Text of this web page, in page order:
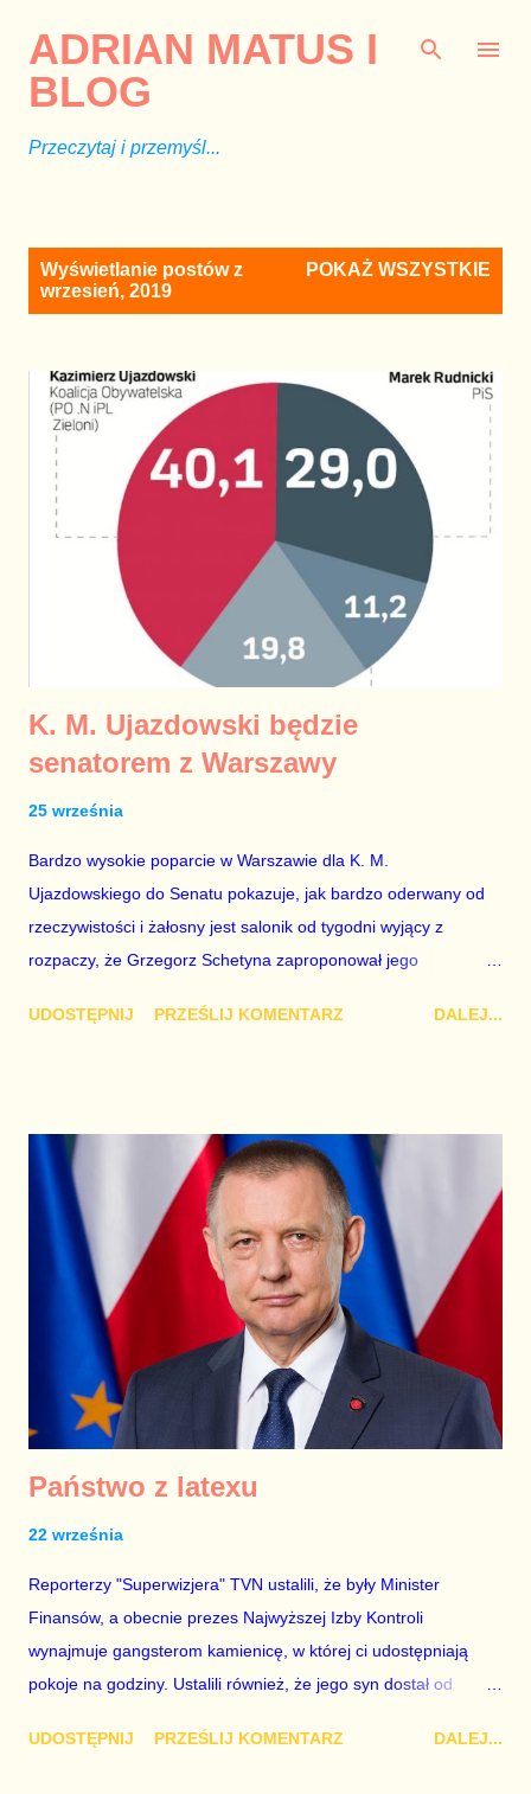
ADRIAN MATUS I
BLOG
Przeczytaj i przemyśl...
Wyświetlanie postów z
wrzesień, 2019
POKAŻ WSZYSTKIE
K. M. Ujazdowski będzie
senatorem z Warszawy
25 września
Bardzo wysokie poparcie w Warszawie dla K. M.
Ujazdowskiego do Senatu pokazuje, jak bardzo oderwany od
rzeczywistości i żałosny jest salonik od tygodni wyjący z
rozpaczy, że Grzegorz Schetyna zaproponował jego
zmądrzeją.
UDOSTĘPNIJ PRZEŚLIJ KOMENTARZ DALEJ...
Państwo z latexu
22 września
Reporterzy "Superwizjera" TVN ustalili, że były Minister
Finansów, a obecnie prezes Najwyższej Izby Kontroli
wynajmuje gangsterom kamienicę, w której ci udostępniają
pokoje na godziny. Ustalili również, że jego syn dostał od
spółkach kontrolowanych przez Skarb Państwa. Poniżej mój
UDOSTĘPNIJ PRZEŚLIJ KOMENTARZ DALEJ...